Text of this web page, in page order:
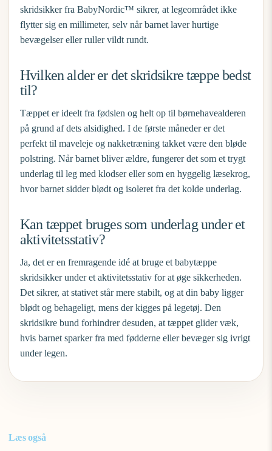
skridsikkerfra BabyNordic™ sikrer, at legeområdet ikke
flytter sig en millimeter, selv når barnet laver hurtige
bevægelser eller ruller vildt rundt.
Hvilken alder er det skridsikre tæppe bedst
til?
Tæppet er ideelt fra fødslen og helt op til børnehavealderen
på grund af dets alsidighed. I de første måneder er det
perfekt til maveleje og nakketræning takket være den bløde
polstring. Når barnet bliver ældre, fungerer det som et trygt
underlag til leg med klodser eller som en hyggelig læsekrog,
hvor barnet sidder blødt og isoleret fra det kolde underlag.
Kan tæppet bruges som underlag under et
aktivitetsstativ?
Ja, det er en fremragende idé at bruge et babytæppe
skridsikkerunder et aktivitetsstativ for at øge sikkerheden.
Det sikrer, at stativet står mere stabilt, og at din baby ligger
blødt og behageligt, mens der kigges på legetøj. Den
skridsikre bund forhindrer desuden, at tæppet glider væk,
hvis barnet sparker fra med fødderne eller bevæger sig ivrigt
under legen.
Læs også